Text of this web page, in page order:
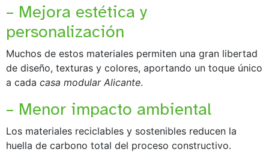
– Mejora estética y
personalización
Muchos de estos materiales permiten una gran libertad
de diseño, texturas y colores, aportando un toque único
a cada casa modular Alicante.
– Menor impacto ambiental
Los materiales reciclables y sostenibles reducen la
huella de carbono total del proceso constructivo.